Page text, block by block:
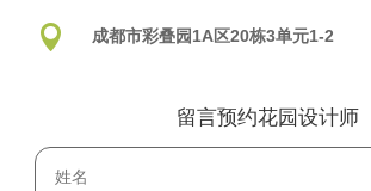
 成都市彩叠园1A区20栋3单元1-2
留言预约花园设计师